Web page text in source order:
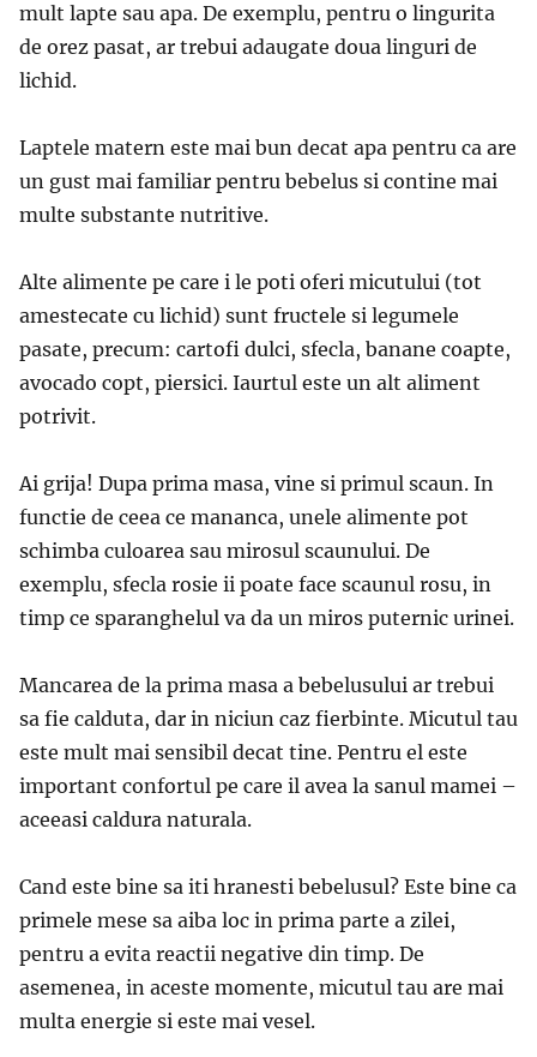
mult lapte sau apa. De exemplu, pentru o lingurita
de orez pasat, ar trebui adaugate doua linguri de
lichid.
Laptele matern este mai bun decat apa pentru ca are
un gust mai familiar pentru bebelus si contine mai
multe substante nutritive.
Alte alimente pe care i le poti oferi micutului (tot
amestecate cu lichid) sunt fructele si legumele
pasate, precum: cartofi dulci, sfecla, banane coapte,
avocado copt, piersici. Iaurtul este un alt aliment
potrivit.
Ai grija! Dupa prima masa, vine si primul scaun. In
functie de ceea ce mananca, unele alimente pot
schimba culoarea sau mirosul scaunului. De
exemplu, sfecla rosie ii poate face scaunul rosu, in
timp ce sparanghelul va da un miros puternic urinei.
Mancarea de la prima masa a bebelusului ar trebui
sa fie calduta, dar in niciun caz fierbinte. Micutul tau
este mult mai sensibil decat tine. Pentru el este
important confortul pe care il avea la sanul mamei –
aceeasi caldura naturala.
Cand este bine sa iti hranesti bebelusul? Este bine ca
primele mese sa aiba loc in prima parte a zilei,
pentru a evita reactii negative din timp. De
asemenea, in aceste momente, micutul tau are mai
multa energie si este mai vesel.